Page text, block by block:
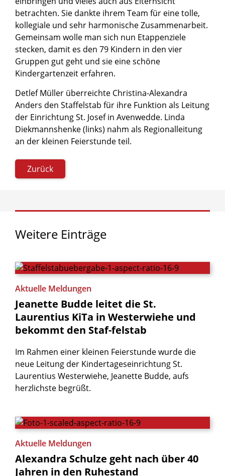
betrachten. Sie dankte ihrem Team für eine tolle,
kollegiale und sehr harmonische Zusammenarbeit.
Gemeinsam wolle man sich nun Etappenziele
stecken, damit es den 79 Kindern in den vier
Gruppen gut geht und sie eine schöne
Kindergartenzeit erfahren.
Detlef Müller überreichte Christina-Alexandra
Anders den Staffelstab für ihre Funktion als Leitung
der Einrichtung St. Josef in Avenwedde. Linda
Diekmannshenke (links) nahm als Regionalleitung
an der kleinen Feierstunde teil.
Zurück
Weitere Einträge
Aktuelle Meldungen
Jeanette Budde leitet die St.
Laurentius KiTa in Westerwiehe und
bekommt den Staf-felstab
Im Rahmen einer kleinen Feierstunde wurde die
neue Leitung der Kindertageseinrichtung St.
Laurentius Westerwiehe, Jeanette Budde, aufs
herzlichste begrüßt.
Aktuelle Meldungen
Alexandra Schulze geht nach über40
Jahren in den Ruhestand